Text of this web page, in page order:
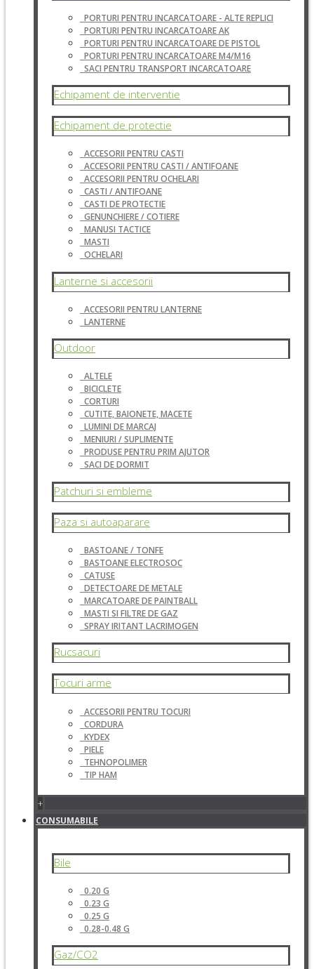
PORTURI PENTRU INCARCATOARE - ALTE REPLICI
PORTURI PENTRU INCARCATOARE AK
PORTURI PENTRU INCARCATOARE DE PISTOL
PORTURI PENTRU INCARCATOARE M4/M16
SACI PENTRU TRANSPORT INCARCATOARE
Echipament de interventie
Echipament de protectie
ACCESORII PENTRU CASTI
ACCESORII PENTRU CASTI / ANTIFOANE
ACCESORII PENTRU OCHELARI
CASTI / ANTIFOANE
CASTI DE PROTECTIE
GENUNCHIERE / COTIERE
MANUSI TACTICE
MASTI
OCHELARI
Lanterne si accesorii
ACCESORII PENTRU LANTERNE
LANTERNE
Outdoor
ALTELE
BICICLETE
CORTURI
CUTITE, BAIONETE, MACETE
LUMINI DE MARCAJ
MENIURI / SUPLIMENTE
PRODUSE PENTRU PRIM AJUTOR
SACI DE DORMIT
Patchuri si embleme
Paza si autoaparare
BASTOANE / TONFE
BASTOANE ELECTROSOC
CATUSE
DETECTOARE DE METALE
MARCATOARE DE PAINTBALL
MASTI SI FILTRE DE GAZ
SPRAY IRITANT LACRIMOGEN
Rucsacuri
Tocuri arme
ACCESORII PENTRU TOCURI
CORDURA
KYDEX
PIELE
TEHNOPOLIMER
TIP HAM
+
CONSUMABILE
Bile
0.20 G
0.23 G
0.25 G
0.28-0.48 G
Gaz/CO2